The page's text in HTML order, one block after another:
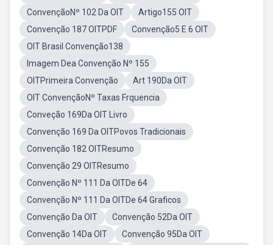
ConvençãoNº 102 Da OIT
Artigo155 OIT
Convenção 187 OITPDF
Convenção5 E 6 OIT
OIT Brasil Convenção138
Imagem Dea Convenção Nº 155
OITPrimeira Convenção
Art 190Da OIT
OIT ConvençãoNº Taxas Frquencia
Conveção 169Da OIT Livro
Convenção 169 Da OITPovos Tradicionais
Convenção 182 OITResumo
Convenção 29 OITResumo
Convenção Nº 111 Da OITDe 64
Convenção Nº 111 Da OITDe 64 Graficos
Convenção Da OIT
Convenção 52Da OIT
Convenção 14Da OIT
Convenção 95Da OIT